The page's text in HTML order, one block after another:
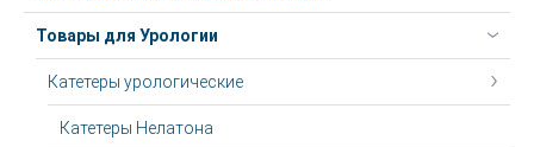
Товары для Урологии
Катетеры урологические
Катетеры Нелатона